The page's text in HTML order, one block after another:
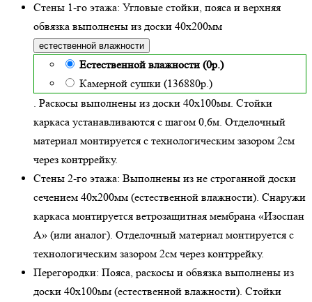
Стены 1-го этажа: Угловые стойки, пояса и верхняя
обвязка выполнены из доски 40х200мм
естественной влажности
Естественной влажности (0р.)
Камерной сушки (136880р.)
. Раскосы выполнены из доски 40х100мм. Стойки
каркаса устанавливаются с шагом 0,6м. Отделочный
материал монтируется с технологическим зазором 2см
через контррейку.
Стены 2-го этажа: Выполнены из не строганной доски
сечением 40х200мм (естественной влажности). Снаружи
каркаса монтируется ветрозащитная мембрана «Изоспан
А» (или аналог). Отделочный материал монтируется с
технологическим зазором 2см через контррейку.
Перегородки: Пояса, раскосы и обвязка выполнены из
доски 40х100мм (естественной влажности). Стойки